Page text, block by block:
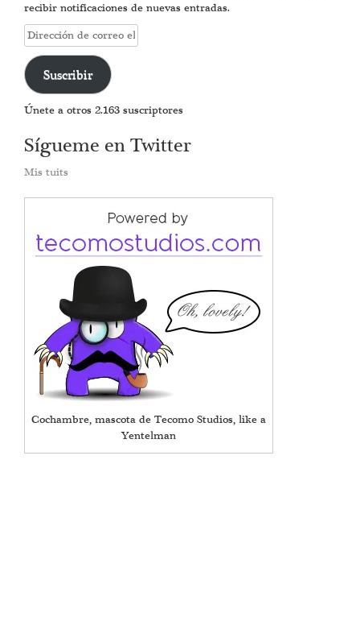
recibir notificaciones de nuevas entradas.
Dirección
de
correo
electrónico
Suscribir
Únete a otros 2.163 suscriptores
Sígueme en Twitter
Mis tuits
Cochambre, mascota de Tecomo Studios, like a
Yentelman